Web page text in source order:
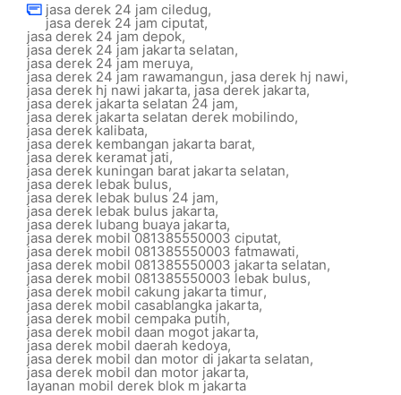
jasa derek 24 jam ciledug,
jasa derek 24 jam ciputat,
jasa derek 24 jam depok,
jasa derek 24 jam jakarta selatan,
jasa derek 24 jam meruya,
jasa derek 24 jam rawamangun, jasa derek hj nawi,
jasa derek hj nawi jakarta, jasa derek jakarta,
jasa derek jakarta selatan 24 jam,
jasa derek jakarta selatan derek mobilindo,
jasa derek kalibata,
jasa derek kembangan jakarta barat,
jasa derek keramat jati,
jasa derek kuningan barat jakarta selatan,
jasa derek lebak bulus,
jasa derek lebak bulus 24 jam,
jasa derek lebak bulus jakarta,
jasa derek lubang buaya jakarta,
jasa derek mobil 081385550003 ciputat,
jasa derek mobil 081385550003 fatmawati,
jasa derek mobil 081385550003 jakarta selatan,
jasa derek mobil 081385550003 lebak bulus,
jasa derek mobil cakung jakarta timur,
jasa derek mobil casablangka jakarta,
jasa derek mobil cempaka putih,
jasa derek mobil daan mogot jakarta,
jasa derek mobil daerah kedoya,
jasa derek mobil dan motor di jakarta selatan,
jasa derek mobil dan motor jakarta,
layanan mobil derek blok m jakarta